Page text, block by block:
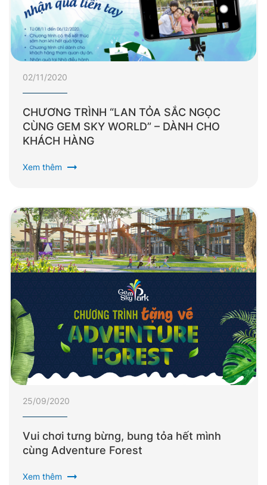
02/11/2020
CHƯƠNG TRÌNH “LAN TỎA SẮC NGỌC
CÙNG GEM SKY WORLD” – DÀNH CHO
KHÁCH HÀNG
Xem thêm arrow_right_alt
25/09/2020
Vui chơi tưng bừng, bung tỏa hết mình
cùng Adventure Forest
Xem thêm arrow_right_alt